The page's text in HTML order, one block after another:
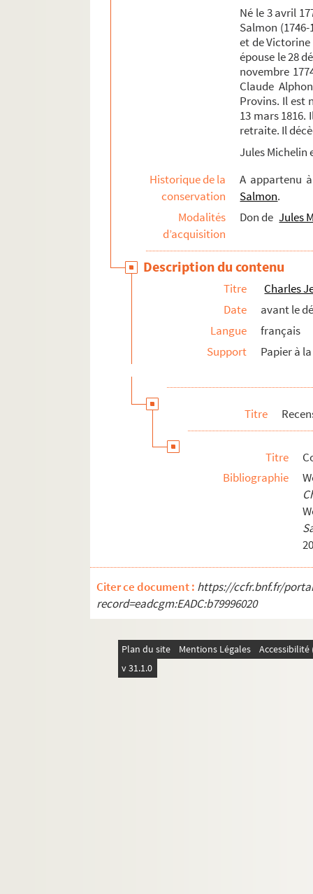
Ms. 686. Recueil compilé par Charles
Ms. 707. Œuvres de Voltaire et son éloge
Ms. 757. Les extravagances du jour,
Ms. 751. Maximilien Michelin. Liste des
Fonds Edme-Jean-Noël-Hénin
Fonds Maximilien-Michelin, suite
Fonds de la famille Pétillon et de ses alliés
Fonds Jean-Baptiste-Rivot
Fonds Louis-Rogeron
Né le 3 avril
Salmon
et de Victorine
épouse le 28
novembre
Claude
Provins. Il est
13 mars 1816.
retraite. Il
Jules Michelin
Historique de la
conservation
A appartenu
Salmon.
Modalités
d’acquisition
Don de Jules
Description du contenu
Titre
Charles
Date
avant le
Langue
français
Support
Papier à
Titre
Titre
Bibliographie
Citer ce document : https://ccfr.bnf.fr/
record=eadcgm:EADC:b79996020
Plan du site Mentions Légales
v 31.1.0